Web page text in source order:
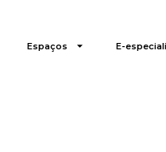
Espaços E-